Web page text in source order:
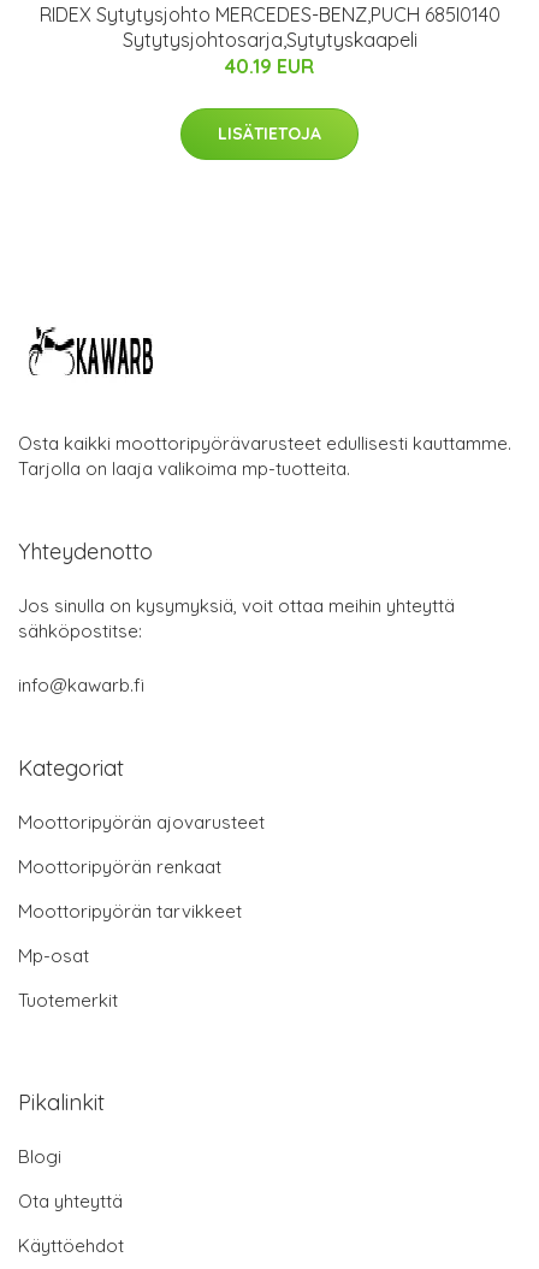
RIDEX Sytytysjohto MERCEDES-BENZ,PUCH 685I0140
Sytytysjohtosarja,Sytytyskaapeli
40.19 EUR
LISÄTIETOJA
Osta kaikki moottoripyörävarusteet edullisesti kauttamme.
Tarjolla on laaja valikoima mp-tuotteita.
Yhteydenotto
Jos sinulla on kysymyksiä, voit ottaa meihin yhteyttä
sähköpostitse:
info@kawarb.fi
Kategoriat
Moottoripyörän ajovarusteet
Moottoripyörän renkaat
Moottoripyörän tarvikkeet
Mp-osat
Tuotemerkit
Pikalinkit
Blogi
Ota yhteyttä
Käyttöehdot